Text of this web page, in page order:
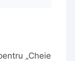
„Cheie